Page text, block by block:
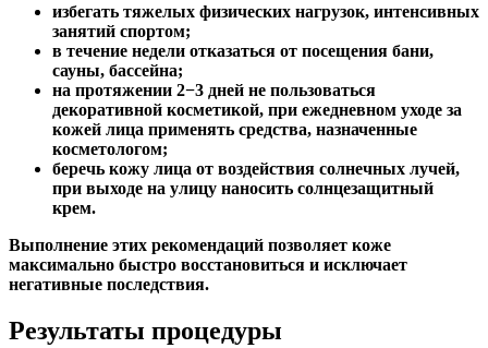
избегать тяжелых физических нагрузок, интенсивных
занятий спортом;
в течение недели отказаться от посещения бани,
сауны, бассейна;
на протяжении 2−3 дней не пользоваться
декоративной косметикой, при ежедневном уходе за
кожей лица применять средства, назначенные
косметологом;
беречь кожу лица от воздействия солнечных лучей,
при выходе на улицу наносить солнцезащитный
крем.
Выполнение этих рекомендаций позволяет коже
максимально быстро восстановиться и исключает
негативные последствия.
Результаты процедуры